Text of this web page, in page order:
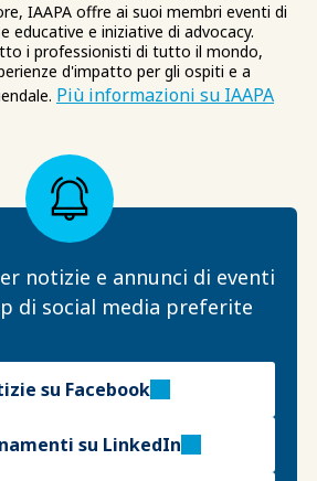
IAAPA offre ai suoi membri eventi di
educative e iniziative di advocacy.
i professionisti di tutto il mondo,
d'impatto per gli ospiti e a
Più informazioni su IAAPA
notizie e annunci di eventi
di social media preferite
su Facebook
su LinkedIn